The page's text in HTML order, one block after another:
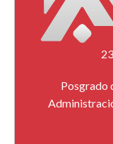
Posgrado